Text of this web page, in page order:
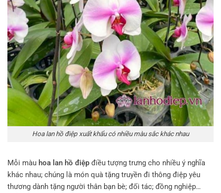
Hoa lan hồ điệp xuất khẩu có nhiều màu sắc khác nhau
Mỗi màu hoa lan hồ điệp điều tượng trưng cho nhiều ý nghĩa
khác nhau; chúng là món quà tặng truyền đi thông điệp yêu
thương dành tặng người thân bạn bè; đối tác; đồng nghiệp…